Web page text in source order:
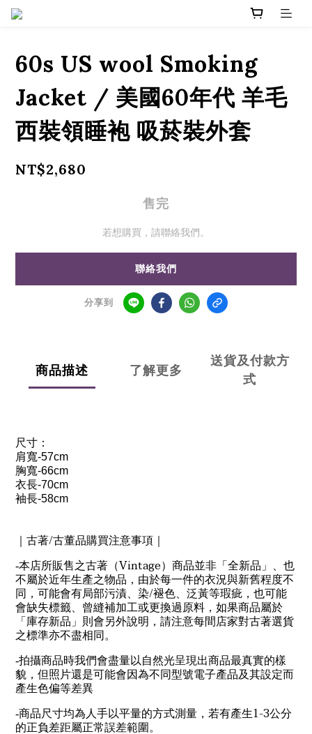
60s US wool Smoking
Jacket / 美國60年代 羊毛
西裝領睡袍 吸菸裝外套
NT$2,680
售完
若想購買，請聯絡我們。
聯絡我們
分享到
商品描述 了解更多
送貨及付款方
式
尺寸：
肩寬-57cm
胸寬-66cm
衣長-70cm
袖長-58cm
｜古著/古董品購買注意事項｜
-本店所販售之古著（Vintage）商品並非「全新品」、也
不屬於近年生產之物品，由於每一件的衣況與新舊程度不
同，可能會有局部污漬、染/褪色、泛黃等瑕疵，也可能
會缺失標籤、曾縫補加工或更換過原料，如果商品屬於
「庫存新品」則會另外說明，請注意每間店家對古著選貨
之標準亦不盡相同。
-拍攝商品時我們會盡量以自然光呈現出商品最真實的樣
貌，但照片還是可能會因為不同型號電子產品及其設定而
產生色偏等差異
-商品尺寸均為人手以平量的方式測量，若有產生1-3公分
的正負差距屬正常誤差範圍。